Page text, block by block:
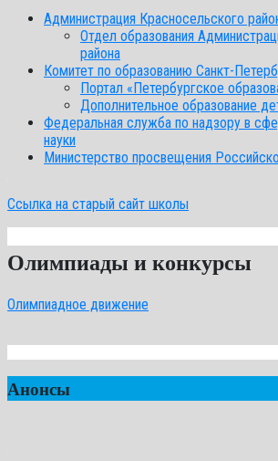
Администрация Красносельского
Отдел образования
района
Комитет по образованию Санкт-
Портал «Петербургское
Дополнительное образование
Федеральная служба по надзору в
науки
Министерство просвещения
Ссылка на старый сайт школы
Олимпиады и конкурсы
Олимпиадное движение
Анонсы